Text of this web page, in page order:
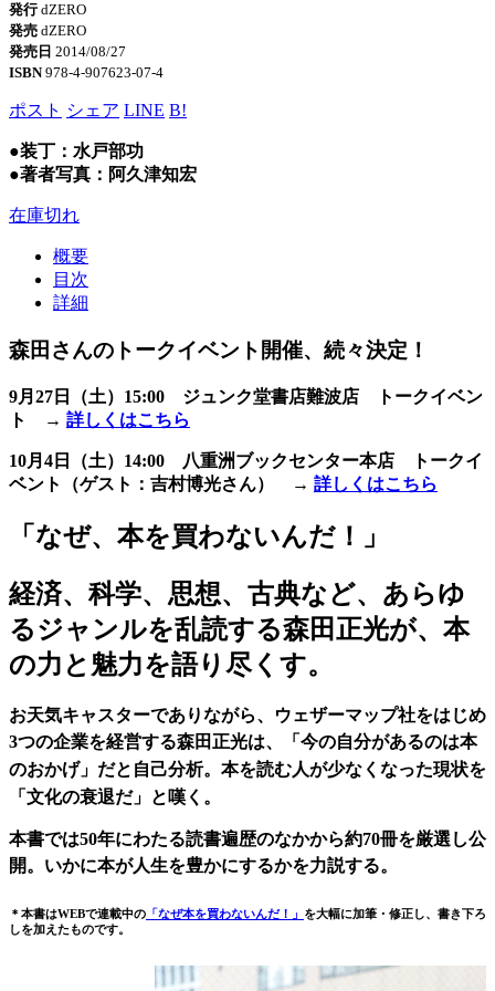
発行dZERO
発売 dZERO
発売日 2014/08/27
ISBN978-4-907623-07-4
ポスト シェア LINE B!
●装丁：水戸部功
●著者写真：阿久津知宏
在庫切れ
概要
目次
詳細
森田さんのトークイベント開催、続々決定！
9月27日（土）15:00 ジュンク堂書店難波店 トークイベン
ト → 詳しくはこちら
10月4日（土）14:00 八重洲ブックセンター本店 トークイ
ベント（ゲスト：吉村博光さん） → 詳しくはこちら
「なぜ、本を買わないんだ！」
経済、科学、思想、古典など、あらゆ
るジャンルを乱読する森田正光が、本
の力と魅力を語り尽くす。
お天気キャスターでありながら、ウェザーマップ社をはじめ
3つの企業を経営する森田正光は、「今の自分があるのは本
のおかげ」だと自己分析。本を読む人が少なくなった現状を
「文化の衰退だ」と 嘆く。
本書では50年にわたる読書遍歴のなかから約70冊を厳選し公
開。いかに本が人生を豊かにするかを力説する。
＊本書はWEBで連載中の 「なぜ本を買わないんだ！」 を大幅に加筆・修正し、書き下ろ
しを加えたものです。